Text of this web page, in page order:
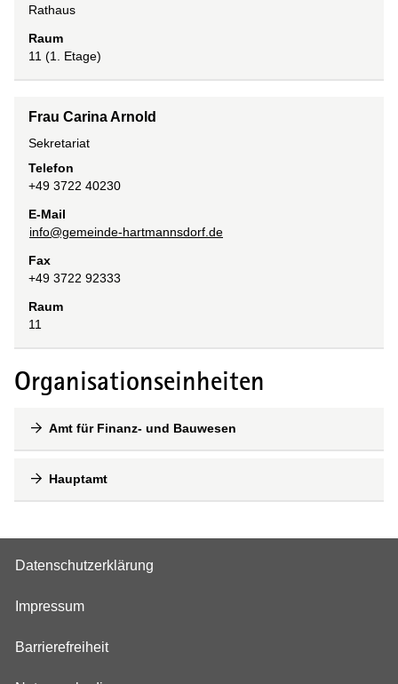
Rathaus
Raum
11 (1. Etage)
Frau Carina Arnold
Sekretariat
Telefon
+49 3722 40230
E-Mail
info@gemeinde-hartmannsdorf.de
Fax
+49 3722 92333
Raum
11
Organisationseinheiten
Amt für Finanz- und Bauwesen
Hauptamt
Datenschutzerklärung
Impressum
Barrierefreiheit